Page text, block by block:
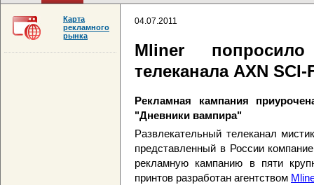
04.07.2011
Mliner
телеканала AXN SCI-
Рекламная кампания
"Дневники вампира"
Развлекательный телеканал
представленный в России
рекламную кампанию в пяти
принтов разработан агентством
Карта
рекламного
рынка